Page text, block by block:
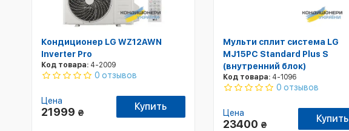
Кондиционер LG WZ12AWN
Inverter Pro
Код товара: 4-2009
0 отзывов
Цена
21999 ₴
Купить
Мульти сплит система LG
MJ15PC Standard Plus S
(внутренний блок)
Код товара:4-1096
0 отзывов
Цена
23400 ₴
Купить